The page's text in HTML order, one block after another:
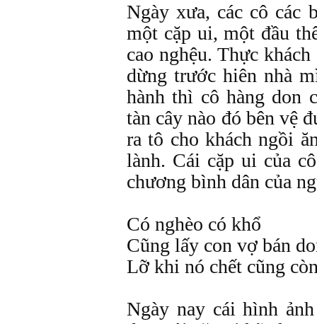
Ngày xưa, các cô các
một cặp ui, một đầu
cao nghệu. Thực
dừng trước hiên nhà
hành thì cô hàng don
tàn cây nào đó bên vệ
ra tô cho khách ngồi
lành. Cái cặp ui của
chương bình dân của
Có nghèo có khổ
Cũng lấy con vợ bán
Lỡ khi nó chết cũng
Ngày nay cái hình